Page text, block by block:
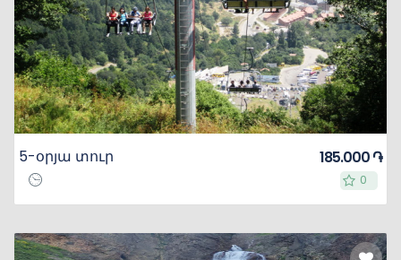
5-օրյա տուր
0
0
185.000 ֏